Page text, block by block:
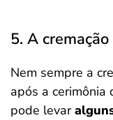
5. A cremação
Nem sempre a
após a cerimônia
pode levar